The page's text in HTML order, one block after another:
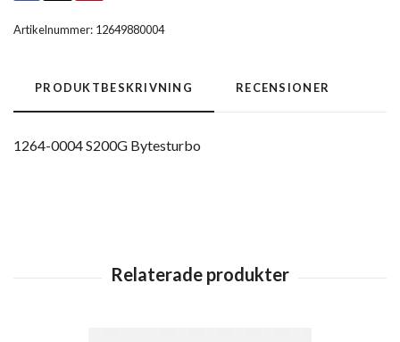
Artikelnummer: 12649880004
PRODUKTBESKRIVNING RECENSIONER
1264-0004 S200G Bytesturbo